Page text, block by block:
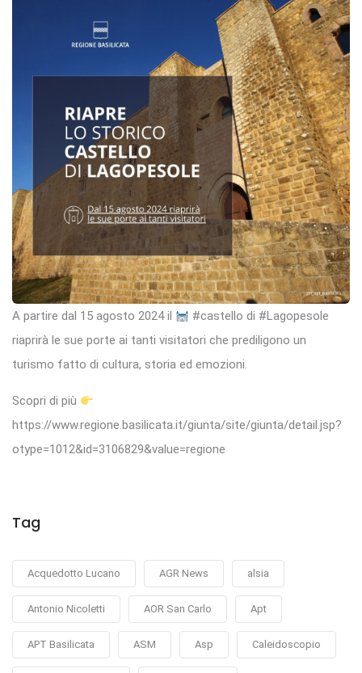
A partire dal 15 agosto 2024 il
#castello di #Lagopesole
riaprirà le sue porte ai tanti visitatori che prediligono un
turismo fatto di cultura, storia ed emozioni.
Scopri di più
https://www.regione.basilicata.it/giunta/site/giunta/detail.jsp?
otype=1012&id=3106829&value=regione
Tag
Acquedotto Lucano AGR News alsia
Antonio Nicoletti AOR San Carlo Apt
APT Basilicata ASM Asp Caleidoscopio